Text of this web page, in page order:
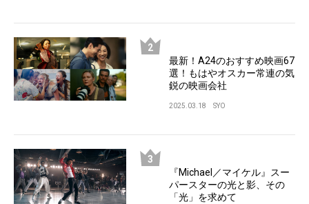
最新！A24のおすすめ映画67
選！もはやオスカー常連の気
鋭の映画会社
2025.03.18 SYO
『Michael／マイケル』スー
パースターの光と影、その
「光」を求めて